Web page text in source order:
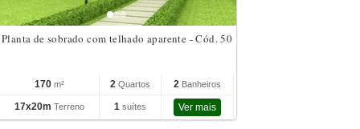
Planta de sobrado com telhado aparente - Cód. 50
170 m² 2 Quartos 2 Banheiros
17x20m Terreno 1 suítes Ver mais